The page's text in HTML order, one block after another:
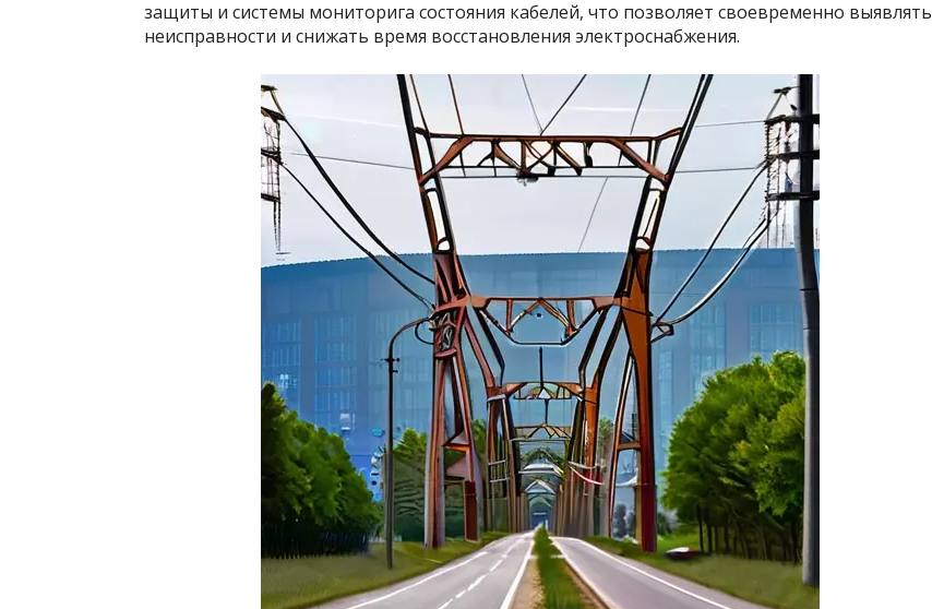
защиты и системы мониторига состояния кабелей, что позволяет своевременно выявлять
неисправности и снижать время восстановления электроснабжения.